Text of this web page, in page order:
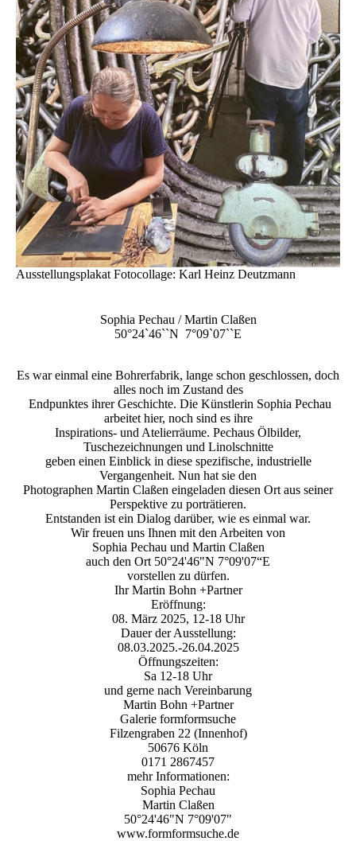
Ausstellungsplakat Fotocollage: Karl Heinz Deutzmann
Sophia Pechau / Martin Claßen
50°24`46``N 7°09`07``E
Es war einmal eine Bohrerfabrik, lange schon geschlossen, doch
alles noch im Zustand des
Endpunktes ihrer Geschichte. Die Künstlerin Sophia Pechau
arbeitet hier, noch sind es ihre
Inspirations- und Atelierräume. Pechaus Ölbilder,
Tuschezeichnungen und Linolschnitte
geben einen Einblick in diese spezifische, industrielle
Vergangenheit. Nun hat sie den
Photographen Martin Claßen eingeladen diesen Ort aus seiner
Perspektive zu porträtieren.
Entstanden ist ein Dialog darüber, wie es einmal war.
Wir freuen uns Ihnen mit den Arbeiten von
Sophia Pechau und Martin Claßen
auch den Ort 50°24'46"N 7°09'07“E
vorstellen zu dürfen.
Ihr Martin Bohn +Partner
Eröffnung:
08. März 2025, 12-18 Uhr
Dauer der Ausstellung:
08.03.2025.-26.04.2025
Öffnungszeiten:
Sa 12-18 Uhr
und gerne nach Vereinbarung
Martin Bohn +Partner
Galerie formformsuche
Filzengraben 22 (Innenhof)
50676 Köln
0171 2867457
mehr Informationen:
Sophia Pechau
Martin Claßen
50°24'46"N 7°09'07"
www.formformsuche.de